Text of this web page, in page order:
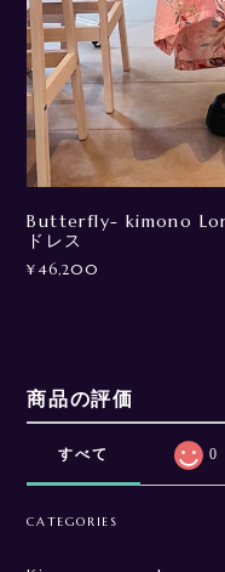
Butterfly- kimono
ドレス
¥46,200
商品の評価
すべて 0
CATEGORIES